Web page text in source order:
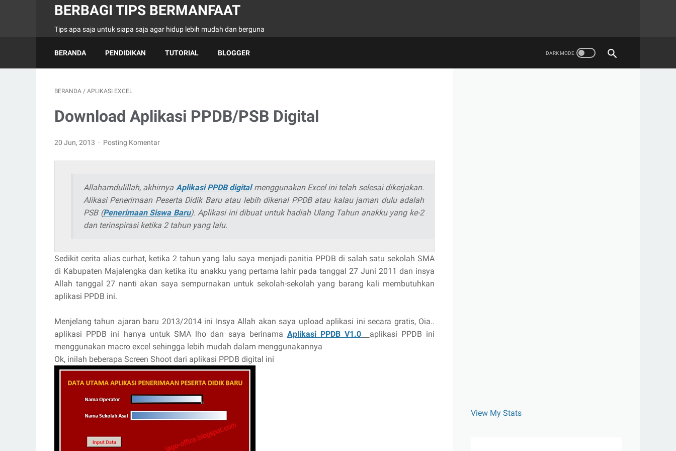
BERBAGI TIPS BERMANFAAT
Tips apa saja untuk siapa saja agar hidup lebih mudah dan berguna
BERANDA PENDIDIKAN TUTORIAL BLOGGER
BERANDA / APLIKASI EXCEL
Download Aplikasi PPDB/PSB Digital
20 Jun, 2013 Posting Komentar
Allahamdulillah, akhirnya Aplikasi PPDB digitalmenggunakan Excel ini telah selesai dikerjakan.
Alikasi Penerimaan Peserta Didik Baru atau lebih dikenal PPDB atau kalau jaman dulu adalah
PSB (Penerimaan Siswa Baru). Aplikasi ini dibuat untuk hadiah Ulang Tahun anakku yang ke-2
dan terinspirasi ketika 2 tahun yang lalu.
Sedikit cerita alias curhat, ketika 2 tahun yang lalu saya menjadi panitia PPDB di salah satu sekolah SMA
di Kabupaten Majalengka dan ketika itu anakku yang pertama lahir pada tanggal 27 Juni 2011 dan insya
Allah tanggal 27 nanti akan saya sempurnakan untuk sekolah-sekolah yang barang kali membutuhkan
aplikasi PPDB ini.
Menjelang tahun ajaran baru 2013/2014 ini Insya Allah akan saya upload aplikasi ini secara gratis, Oia..
aplikasi PPDB ini hanya untuk SMA lho dan saya berinama Aplikasi PPDB V1.0
aplikasi PPDB ini
menggunakan macro excel sehingga lebih mudah dalam menggunakannya
Ok, inilah beberapa Screen Shoot dari aplikasi PPDB digital ini
View My Stats